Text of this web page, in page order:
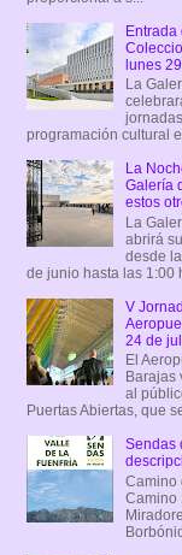
Entrada
lunes
La
programación cultural
La
Galería
estos
La
abrirá
desde
de junio hasta las 1:00
V
24 de
El
Barajas
al
Puertas Abiertas, que
Sendas
Camino
Camino